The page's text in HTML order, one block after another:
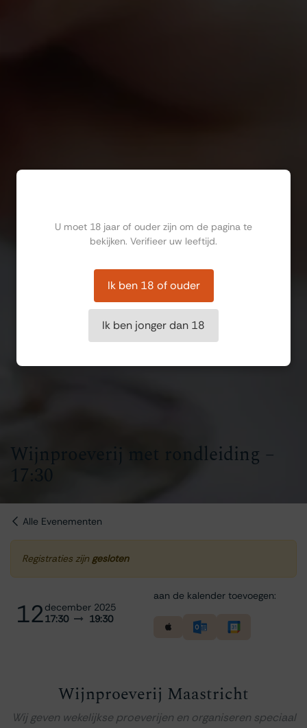
Wijnproeverij met rondleiding –
17:30
Alle Evenementen
Registraties zijn gesloten
12december 2025
17:30
19:30
aan de kalender toevoegen:
Wijnproeverij Maastricht
Wij geven wekelijkse proeverijen en organiseren speciaal
U moet 18 jaar of ouder zijn om de pagina te
bekijken. Verifieer uw leeftijd.
Ik ben 18 of ouder
Ik ben jonger dan 18